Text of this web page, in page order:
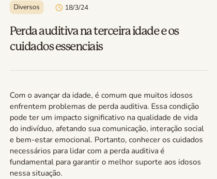
Diversos 18/3/24
Perda auditiva na terceira idade e os
cuidados essenciais
Com o avançar da idade, é comum que muitos idosos
enfrentem problemas de perda auditiva. Essa condição
pode ter um impacto significativo na qualidade de vida
do indivíduo, afetando sua comunicação, interação social
e bem-estar emocional. Portanto, conhecer os cuidados
necessários para lidar com a perda auditiva é
fundamental para garantir o melhor suporte aos idosos
nessa situação.